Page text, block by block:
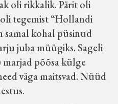
oli rikkalik. Pärit oli
tegemist “Hollandi
samal kohal püsinud
juba müügiks. Sageli
põõsa külge
väga maitsvad. Nüüd